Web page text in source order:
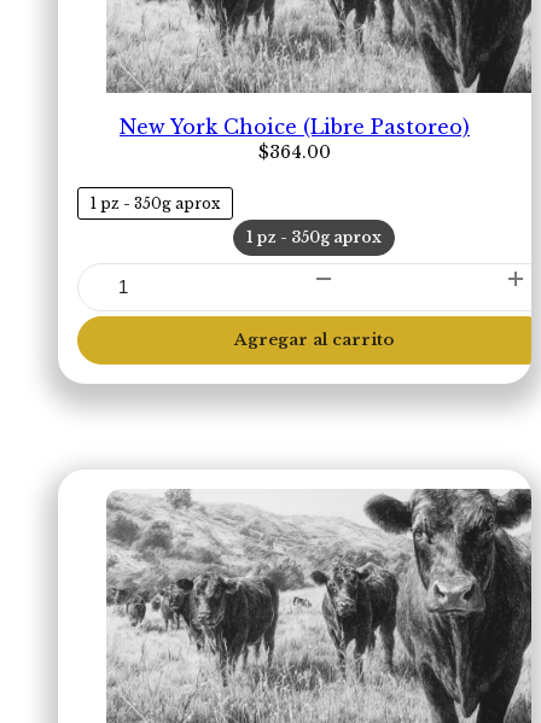
New York Choice (Libre Pastoreo)
$364.00
1 pz - 350g aprox
1 pz - 350g aprox
New
York
Choice
(Libre
Pastoreo)
Agregar al carrito